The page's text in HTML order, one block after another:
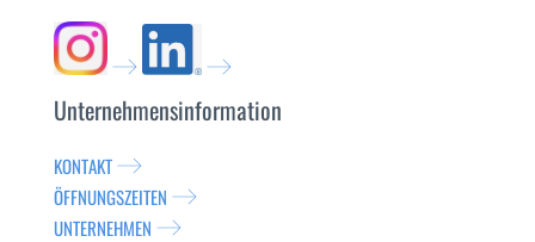
Unternehmensinformation
KONTAKT
ÖFFNUNGSZEITEN
UNTERNEHMEN